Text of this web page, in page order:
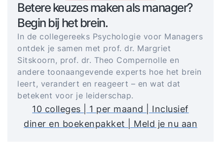
Betere keuzes maken als manager?
Begin bij het brein.
In de collegereeks Psychologie voor Managers
ontdek je samen met prof. dr. Margriet
Sitskoorn, prof. dr. Theo Compernolle en
andere toonaangevende experts hoe het brein
leert, verandert en reageert – en wat dat
betekent voor je leiderschap.
10 colleges | 1 per maand | Inclusief
diner en boekenpakket | Meld je nu aan